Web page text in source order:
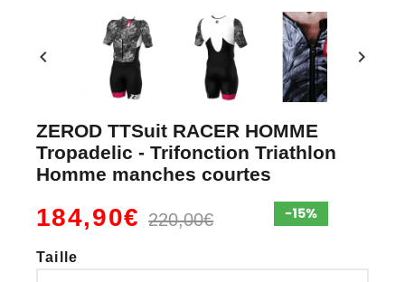
chevron_left chevron_right
ZEROD TTSuit RACER HOMME
Tropadelic - Trifonction Triathlon
Homme manches courtes
184,90€220,00€
Taille